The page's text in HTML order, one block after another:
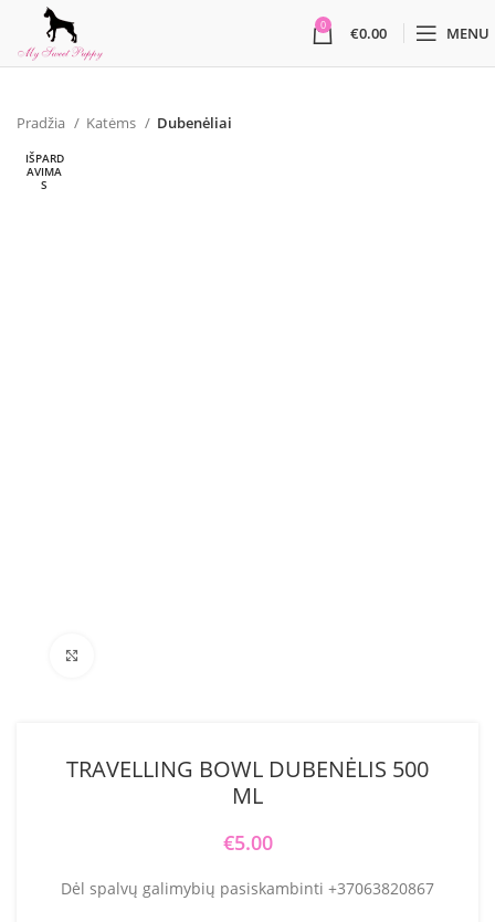
0 €0.00 MENU
Pradžia Katėms Dubenėliai
IŠPARD
AVIMA
S
TRAVELLING BOWL DUBENĖLIS 500
ML
€5.00
Dėl spalvų galimybių pasiskambinti +37063820867